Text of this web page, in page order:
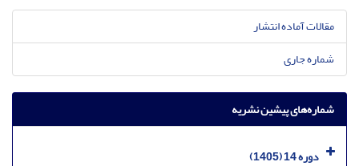
مقالات آماده انتشار
شماره جاری
شماره‌های پیشین نشریه
دوره 14 (1405)